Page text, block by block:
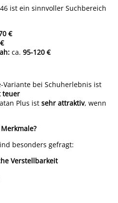
ist ein sinnvoller Suchbereich
€
ca. 95-120 €
bei Schuherlebnis ist
teuer
Plus ist sehr attraktiv, wenn
besonders gefragt:
Verstellbarkeit